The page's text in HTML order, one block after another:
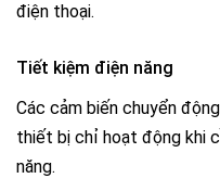
điện thoại.
Tiết kiệm điện năng
Các cảm biến chuyển
thiết bị chỉ hoạt động khi
năng.